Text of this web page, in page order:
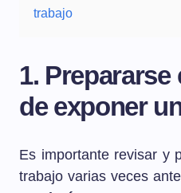
trabajo
1. Prepararse
de exponer
Es importante revisar y
trabajo varias veces